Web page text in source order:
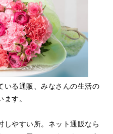
いる通販、みなさんの生活の
す。
しやすい所。ネット通販なら